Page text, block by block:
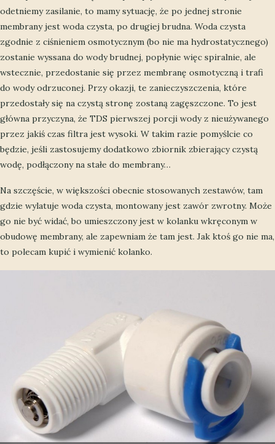
odetniemy zasilanie, to mamy sytuację, że po jednej stronie
membrany jest woda czysta, po drugiej brudna. Woda czysta
zgodnie z ciśnieniem osmotycznym (bo nie ma hydrostatycznego)
zostanie wyssana do wody brudnej, popłynie więc spiralnie, ale
wstecznie, przedostanie się przez membranę osmotyczną i trafi
do wody odrzuconej. Przy okazji, te zanieczyszczenia, które
przedostały się na czystą stronę zostaną zagęszczone. To jest
główna przyczyna, że TDS pierwszej porcji wody z nieużywanego
przez jakiś czas filtra jest wysoki. W takim razie pomyślcie co
będzie, jeśli zastosujemy dodatkowo zbiornik zbierający czystą
wodę, podłączony na stałe do membrany…
Na szczęście, w większości obecnie stosowanych zestawów, tam
gdzie wylatuje woda czysta, montowany jest zawór zwrotny. Może
go nie być widać, bo umieszczony jest w kolanku wkręconym w
obudowę membrany, ale zapewniam że tam jest. Jak ktoś go nie ma,
to polecam kupić i wymienić kolanko.